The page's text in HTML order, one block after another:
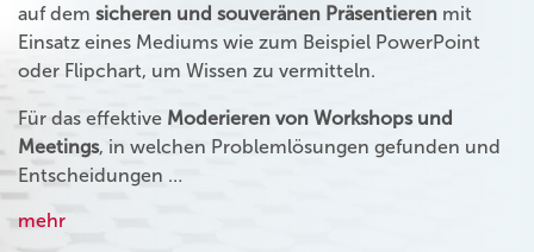
auf dem sicheren und souveränen Präsentieren mit
Einsatz eines Mediums wie zum Beispiel PowerPoint
oder Flipchart, um Wissen zu vermitteln.
Für das effektive Moderieren von Workshops und
Meetings, in welchen Problemlösungen gefunden und
Entscheidungen …
mehr